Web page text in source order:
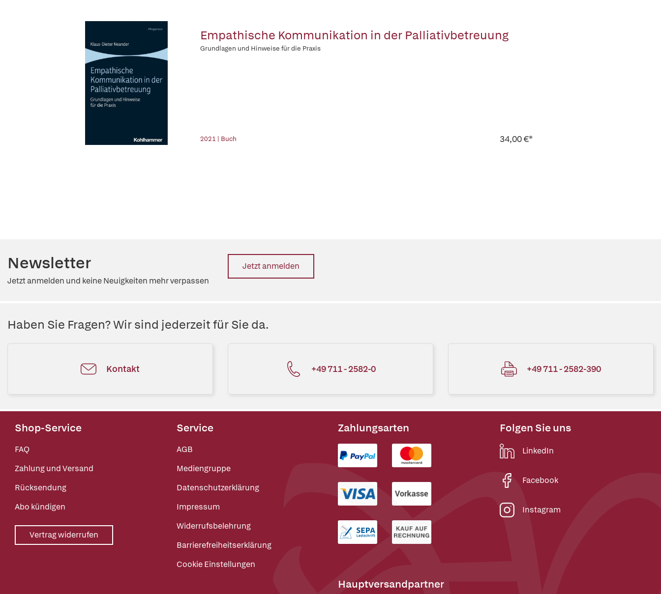
Empathische Kommunikation in der Palliativbetreuung
Grundlagen und Hinweise für die Praxis
2021 | Buch 34,00 €*
Newsletter
Jetzt anmelden und keine Neuigkeiten mehr verpassen
Jetzt anmelden
Haben Sie Fragen? Wir sind jederzeit für Sie da.
Kontakt +49 711 - 2582-0 +49 711 - 2582-390
Shop-Service
FAQ
Zahlung und Versand
Rücksendung
Abo kündigen
Vertrag widerrufen
Service
AGB
Mediengruppe
Datenschutzerklärung
Impressum
Widerrufsbelehrung
Barrierefreiheitserklärung
Cookie Einstellungen
Zahlungsarten
Hauptversandpartner
Folgen Sie uns
LinkedIn
Facebook
Instagram